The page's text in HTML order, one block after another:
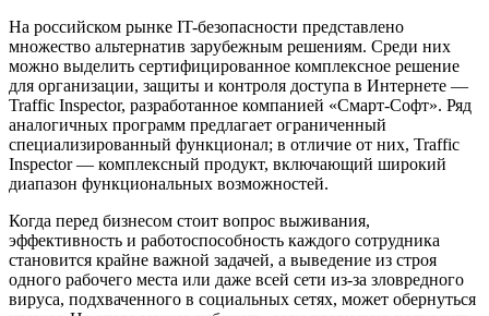
На российском рынке IT-безопасности представлено
множество альтернатив зарубежным решениям. Среди них
можно выделить сертифицированное комплексное решение
для организации, защиты и контроля доступа в Интернете —
Traffic Inspector, разработанное компанией «Смарт-Софт». Ряд
аналогичных программ предлагает ограниченный
специализированный функционал; в отличие от них, Traffic
Inspector — комплексный продукт, включающий широкий
диапазон функциональных возможностей.
Когда перед бизнесом стоит вопрос выживания,
эффективность и работоспособность каждого сотрудника
становится крайне важной задачей, а выведение из строя
одного рабочего места или даже всей сети из-за зловредного
вируса, подхваченного в социальных сетях, может обернуться